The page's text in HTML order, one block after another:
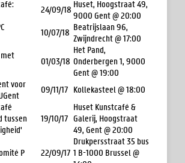
24/09/18 Huset, Hoogstraat 49,
9000 Gent @ 20:00
10/07/18 Beatrijslaan 96,
Zwijndrecht @ 17:00
01/03/18
Het Pand,
Onderbergen 1, 9000
Gent @ 19:00
voor
09/11/17 Kollekasteel @ 18:00
tussen
19/10/17
Huset Kunstcafé &
Galerij, Hoogstraat
49, Gent @ 20:00
P
22/09/17
Drukpersstraat 35 bus
1 B-1000 Brussel @